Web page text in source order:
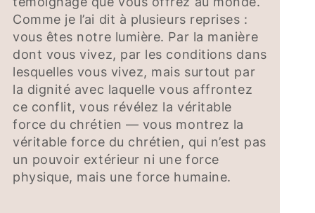
Comme je l’ai dit à plusieurs reprises :
vous êtes notre lumière. Par la manière
dont vous vivez, par les conditions dans
lesquelles vous vivez, mais surtout par
la dignité avec laquelle vous affrontez
ce conflit, vous révélez la véritable
force du chrétien — vous montrez la
véritable force du chrétien, qui n’est pas
un pouvoir extérieur ni une force
physique, mais une force humaine.